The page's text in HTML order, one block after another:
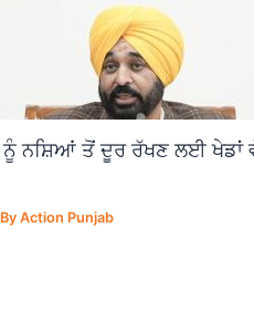
ਨੂੰ ਨਸ਼ਿਆਂ ਤੋਂ ਦੂਰ ਰੱਖਣ ਲਈ ਖੇਡਾਂ
Action Punjab